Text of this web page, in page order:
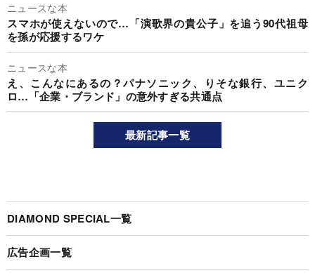
ニュースな本
スマホが使えないので…「演歌界の貴公子」を追う90代祖母
を孫が応援するワケ
ニュースな本
え、こんなにあるの？パナソニック、りそな銀行、ユニク
ロ…「企業・ブランド」の意外すぎる共通点
最新記事一覧
DIAMOND SPECIAL一覧
広告企画一覧